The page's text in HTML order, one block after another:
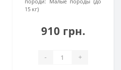
15 кг)
910 грн.
- +